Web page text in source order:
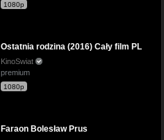
1080p
Ostatnia rodzina (2016) Cały film PL
KinoSwiat
premium
1080p
Faraon Bolesław Prus